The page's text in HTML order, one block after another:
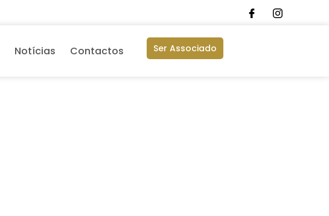
Notícias Contactos Ser Associado